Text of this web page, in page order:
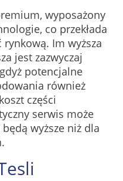
wyposażony
co przekłada
Im wyższa
jest zazwyczaj
potencjalne
również
części
serwis może
wyższe niż dla